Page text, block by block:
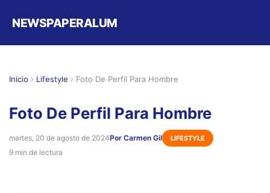
NEWSPAPERALUM
Inicio › Lifestyle › Foto De Perfil Para Hombre
Foto De Perfil Para Hombre
martes, 20 de agosto de 2024Por Carmen Gil LIFESTYLE
9 min de lectura